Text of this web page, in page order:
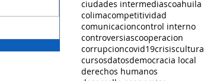
ciudades intermediascoahuila
colimacompetitividad
comunicacioncontrol interno
controversiascooperacion
corrupcioncovid19crisiscultura
cursosdatosdemocracia local
derechos humanos